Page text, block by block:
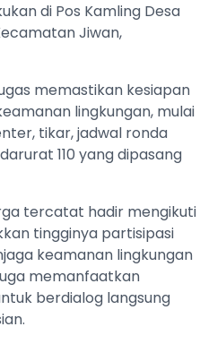
di Pos Kamling Desa
Jiwan,
memastikan kesiapan
lingkungan, mulai
tikar, jadwal ronda
110 yang dipasang
tercatat hadir mengikuti
tingginya partisipasi
keamanan lingkungan
memanfaatkan
berdialog langsung